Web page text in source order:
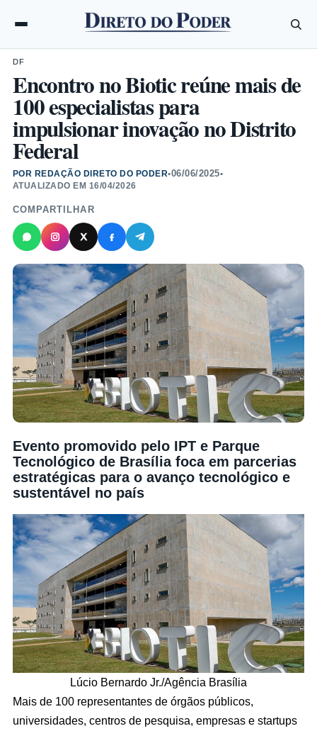
DF
Encontro no Biotic reúne mais de
100 especialistas para
impulsionar inovação no Distrito
Federal
POR REDAÇÃO DIRETO DO PODER•06/06/2025•
ATUALIZADO EM 16/04/2026
COMPARTILHAR
Evento promovido pelo IPT e Parque
Tecnológico de Brasília foca em parcerias
estratégicas para o avanço tecnológico e
sustentável no país
Lúcio Bernardo Jr./Agência Brasília
Mais de 100 representantes de órgãos públicos,
universidades, centros de pesquisa, empresas e startups